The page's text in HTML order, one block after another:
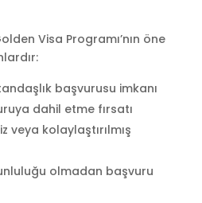
Visa Programı’nın öne
başvurusu imkanı
dahil etme fırsatı
veya kolaylaştırılmış
olmadan başvuru